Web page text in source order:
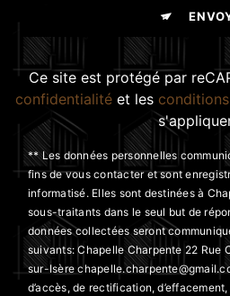
Ce site est protégé par
confidentialité et les
** Les données personnelles
fins de vous contacter et sont
informatisé. Elles sont destinées à
sous-traitants dans le seul but de
données collectées seront
suivants: Chapelle Charpente 22 Rue
sur-Isère
d’accès, de rectification,